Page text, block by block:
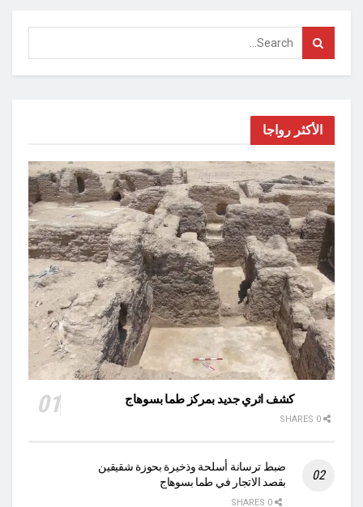
الأكثر رواجا
كشف اثري جديد بمركز طما بسوهاج
ضبط ترسانة أسلحة وذخيرة بحوزة شقيقين
بقصد الاتجار في طما بسوهاج